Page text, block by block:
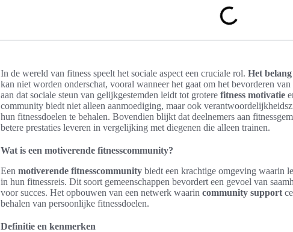
In de wereld van fitness speelt het sociale aspect een cruciale rol. Het
kan niet worden onderschat, vooral wanneer het gaat om het bevorderen
aan dat sociale steun van gelijkgestemden leidt tot grotere fitness motivatie
community biedt niet alleen aanmoediging, maar ook
hun fitnessdoelen te behalen. Bovendien blijkt dat deelnemers aan
betere prestaties leveren in vergelijking met diegenen die alleen trainen.
Wat is een motiverende fitnesscommunity?
Een motiverende fitnesscommunity biedt een krachtige omgeving waarin
in hun fitnessreis. Dit soort gemeenschappen bevordert een gevoel van
voor succes. Het opbouwen van een netwerk waarin community support
behalen van persoonlijke fitnessdoelen.
Definitie en kenmerken